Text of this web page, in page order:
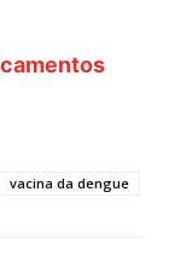
vacina da dengue